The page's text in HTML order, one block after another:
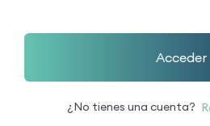
Acceder
¿No tienes una cuenta?